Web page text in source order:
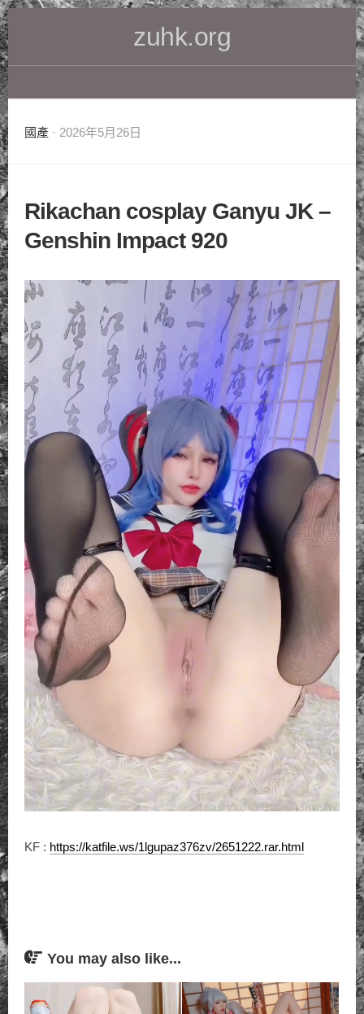
Skip
to
content
zuhk.org
國產 · 2026年5月26日
Rikachan cosplay Ganyu JK –
Genshin Impact 920
KF : https://katfile.ws/1lgupaz376zv/2651222.rar.html
You may also like...